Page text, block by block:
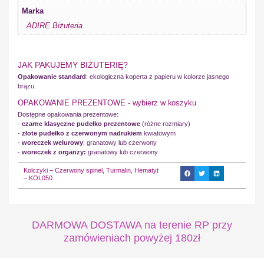
Marka
ADIRE Biżuteria
JAK PAKUJEMY BIŻUTERIĘ?
Opakowanie standard: ekologiczna koperta z papieru w kolorze jasnego
brązu.
OPAKOWANIE PREZENTOWE - wybierz w koszyku
Dostępne opakowania prezentowe:
- czarne klasyczne pudełko prezentowe (różne rozmiary)
- złote pudełko z czerwonym nadrukiem kwiatowym
- woreczek welurowy: granatowy lub czerwony
- woreczek z organzy: granatowy lub czerwony
Kolczyki – Czerwony spinel, Turmalin, Hematyt
– KOL050
DARMOWA DOSTAWA na terenie RP przy
zamówieniach powyżej 180zł